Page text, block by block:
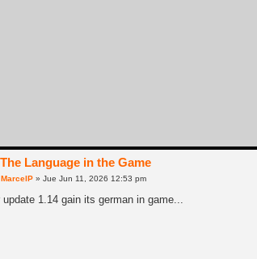
Language in the Game
MarcelP » Jue Jun 11, 2026 12:53 pm
1.14 gain its german in game...